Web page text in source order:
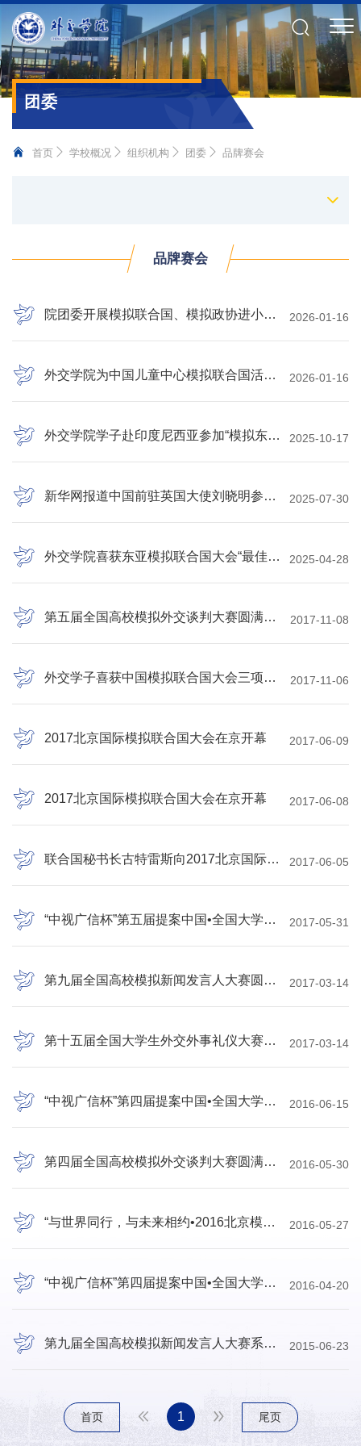
团委
首页 学校概况 组织机构 团委 品牌赛会
品牌赛会
2026-01-16
院团委开展模拟联合国、模拟政协进小学活动
2026-01-16
外交学院为中国儿童中心模拟联合国活动提供学术支持
2025-10-17
外交学院学子赴印度尼西亚参加“模拟东盟会议”东亚峰会
2025-07-30
新华网报道中国前驻英国大使刘晓明参加外交学院主办全国中学生模拟联合国大会
2025-04-28
外交学院喜获东亚模拟联合国大会“最佳代表团”奖
2017-11-08
第五届全国高校模拟外交谈判大赛圆满落幕
2017-11-06
外交学子喜获中国模拟联合国大会三项大奖
2017-06-09
2017北京国际模拟联合国大会在京开幕
2017-06-08
2017北京国际模拟联合国大会在京开幕
2017-06-05
联合国秘书长古特雷斯向2017北京国际模拟联合国大会致贺
2017-05-31
“中视广信杯”第五届提案中国•全国大学生模拟政协提案大赛圆满落幕
2017-03-14
第九届全国高校模拟新闻发言人大赛圆满落幕
2017-03-14
第十五届全国大学生外交外事礼仪大赛在外交学院圆满落幕
2016-06-15
“中视广信杯”第四届提案中国•全国大学生模拟政协提案大赛成功举办
2016-05-30
第四届全国高校模拟外交谈判大赛圆满落幕
2016-05-27
“与世界同行，与未来相约•2016北京模拟联合国大会”圆满举行
2016-04-20
“中视广信杯”第四届提案中国•全国大学生模拟政协提案大赛正式启动
2015-06-23
第九届全国高校模拟新闻发言人大赛系列活动发布仪式成功举办
首页 1 尾页